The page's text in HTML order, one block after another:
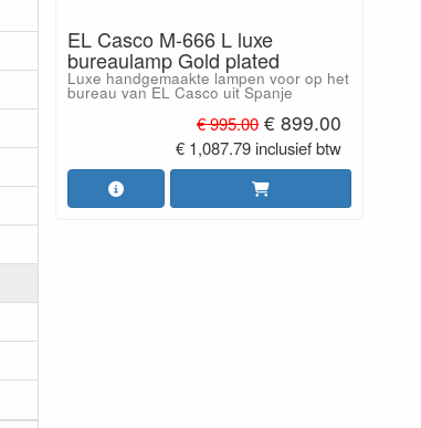
EL Casco M-666 L luxe
bureaulamp Gold plated
Luxe handgemaakte lampen voor op het
bureau van EL Casco uit Spanje
€ 995.00 € 899.00
€ 1,087.79 inclusief btw